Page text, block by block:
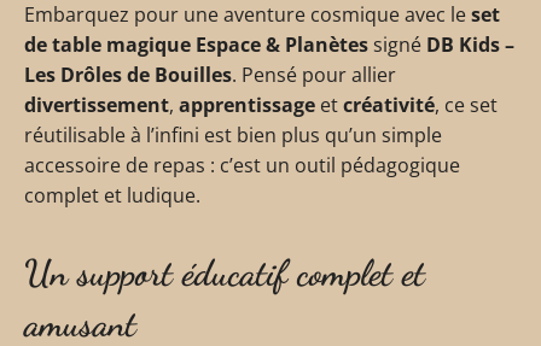
Embarquez pour une aventure cosmique avec leset
de table magique Espace & Planètessigné DB Kids –
Les Drôles de Bouilles. Pensé pour allier
divertissement, apprentissage etcréativité, ce set
réutilisable à l’infini est bien plus qu’un simple
accessoire de repas : c’est un outil pédagogique
complet et ludique.
Un support éducatif complet et
amusant